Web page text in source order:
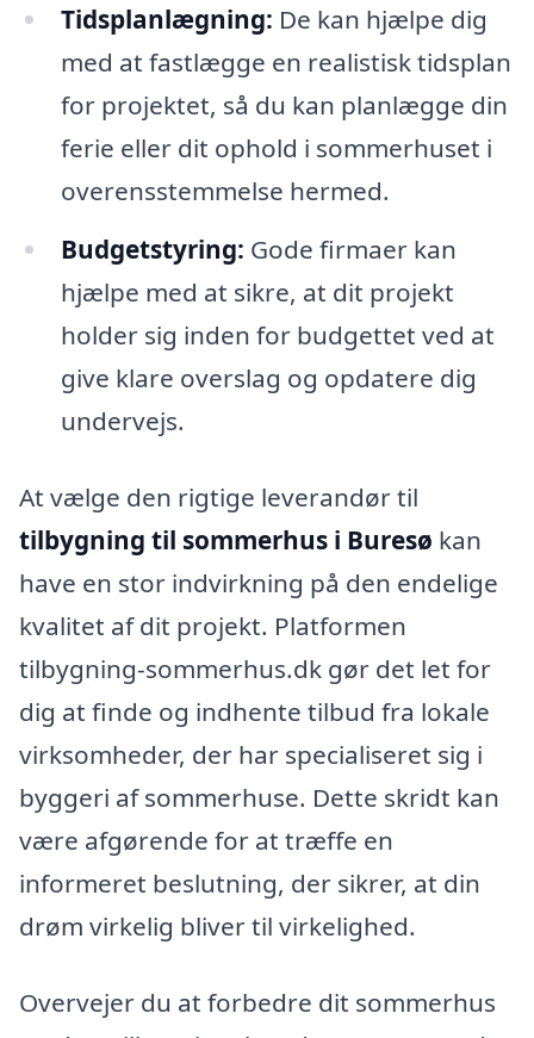
Tidsplanlægning: De kan hjælpe dig
med at fastlægge en realistisk tidsplan
for projektet, så du kan planlægge din
ferie eller dit ophold i sommerhuset i
overensstemmelse hermed.
Budgetstyring: Gode firmaer kan
hjælpe med at sikre, at dit projekt
holder sig inden for budgettet ved at
give klare overslag og opdatere dig
undervejs.
At vælge den rigtige leverandør til
tilbygning til sommerhus i Buresø kan
have en stor indvirkning på den endelige
kvalitet af dit projekt. Platformen
tilbygning-sommerhus.dk gør det let for
dig at finde og indhente tilbud fra lokale
virksomheder, der har specialiseret sig i
byggeri af sommerhuse. Dette skridt kan
være afgørende for at træffe en
informeret beslutning, der sikrer, at din
drøm virkelig bliver til virkelighed.
Overvejer du at forbedre dit sommerhus